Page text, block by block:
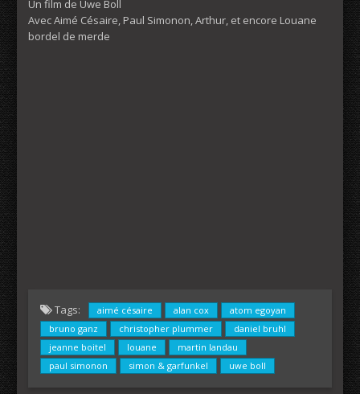
Un film de Uwe Boll
Avec Aimé Césaire, Paul Simonon, Arthur, et encore Louane
bordel de merde
Tags: aimé césaire alan cox
atom egoyan
bruno ganz
christopher plummer
daniel bruhl
jeanne boitel
louane
martin landau
paul simonon
simon & garfunkel uwe boll